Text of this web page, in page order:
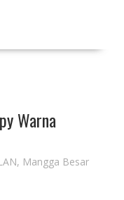
Warna
, Mangga Besar